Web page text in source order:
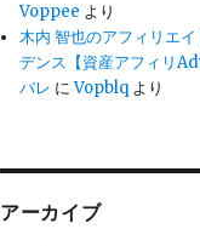
Voppee より
木内 智也のアフィリエ
デンス【資産アフィリ
バレ にVopblq より
アーカイブ